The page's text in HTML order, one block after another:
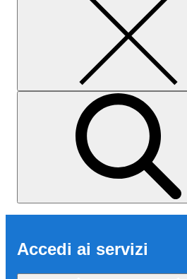
Accedi ai servizi